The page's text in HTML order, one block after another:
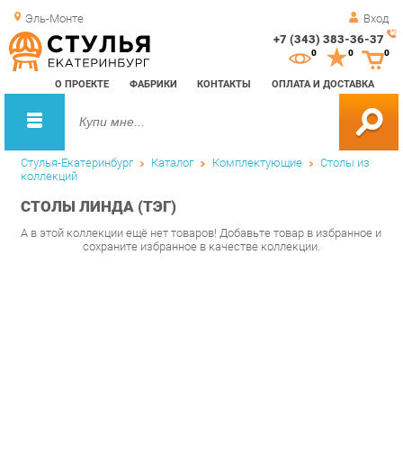
Эль-Монте Вход
+7 (343) 383-36-37
О ПРОЕКТЕ ФАБРИКИ КОНТАКТЫ ОПЛАТА И ДОСТАВКА
0 0
Стулья-Екатеринбург Каталог Комплектующие Столы из
коллекций
СТОЛЫ ЛИНДА (ТЭГ)
сохраните избранное в качестве коллекции.